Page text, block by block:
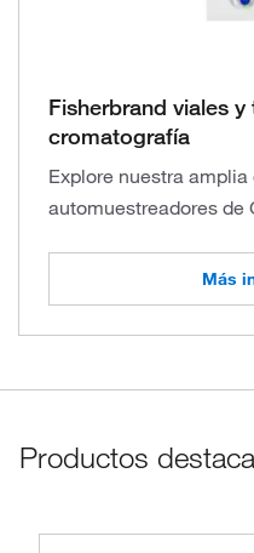
Fisherbrand viales
cromatografía
Explore nuestra
automuestreadores de
Más
Productos